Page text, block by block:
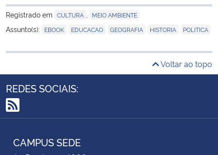
Registrado em CULTURA MEIO AMBIENTE
Assunto(s): EBOOK EDUCACAO GEOGRAFIA HISTORIA POLITICA
Voltar ao topo
REDES SOCIAIS:
RSS
CAMPUS SEDE